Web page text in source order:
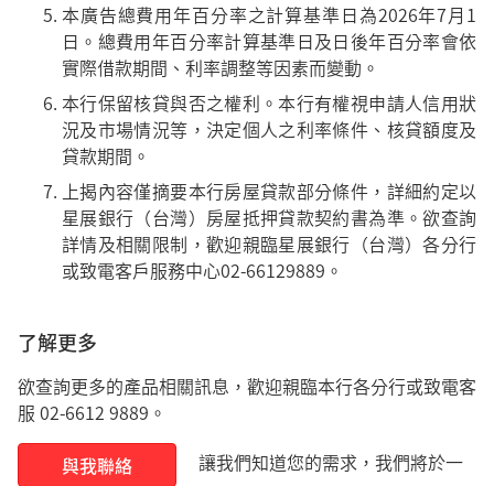
本廣告總費用年百分率之計算基準日為2026年7月1
日。總費用年百分率計算基準日及日後年百分率會依
實際借款期間、利率調整等因素而變動。
本行保留核貸與否之權利。本行有權視申請人信用狀
況及市場情況等，決定個人之利率條件、核貸額度及
貸款期間。
上揭內容僅摘要本行房屋貸款部分條件，詳細約定以
星展銀行（台灣）房屋抵押貸款契約書為準。欲查詢
詳情及相關限制，歡迎親臨星展銀行（台灣）各分行
或致電客戶服務中心02-66129889。
了解更多
欲查詢更多的產品相關訊息，歡迎親臨本行各分行或致電客
服 02-6612 9889。
與我聯絡
讓我們知道您的需求，我們將於一